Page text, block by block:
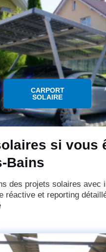
CARPORT
SOLAIRE
si vous
Bains
des projets solaires avec
et reporting